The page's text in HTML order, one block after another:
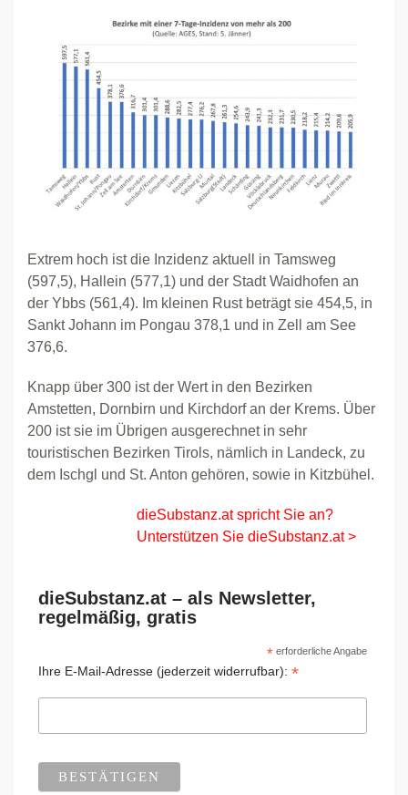
Extrem hoch ist die Inzidenz aktuell in Tamsweg
(597,5), Hallein (577,1) und der Stadt Waidhofen an
der Ybbs (561,4). Im kleinen Rust beträgt sie 454,5, in
Sankt Johann im Pongau 378,1 und in Zell am See
376,6.
Knapp über 300 ist der Wert in den Bezirken
Amstetten, Dornbirn und Kirchdorf an der Krems. Über
200 ist sie im Übrigen ausgerechnet in sehr
touristischen Bezirken Tirols, nämlich in Landeck, zu
dem Ischgl und St. Anton gehören, sowie in Kitzbühel.
dieSubstanz.at spricht Sie an?
Unterstützen Sie dieSubstanz.at >
dieSubstanz.at – als Newsletter,
regelmäßig, gratis
*erforderliche Angabe
Ihre E-Mail-Adresse (jederzeit widerrufbar): *